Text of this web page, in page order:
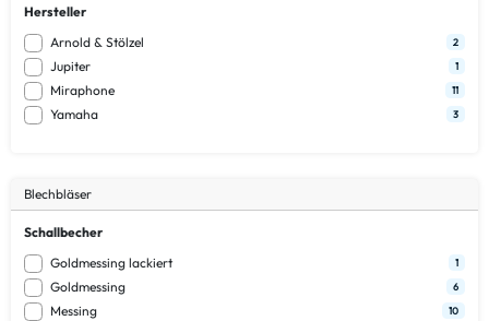
Hersteller
Arnold & Stölzel
2
Jupiter 1
Miraphone 11
Yamaha 3
Blechbläser
Schallbecher
Goldmessing lackiert
1
Goldmessing 6
Messing 10